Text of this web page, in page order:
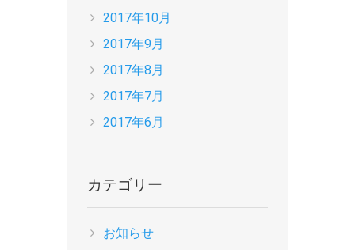
2017年10月
2017年9月
2017年8月
2017年7月
2017年6月
カテゴリー
お知らせ